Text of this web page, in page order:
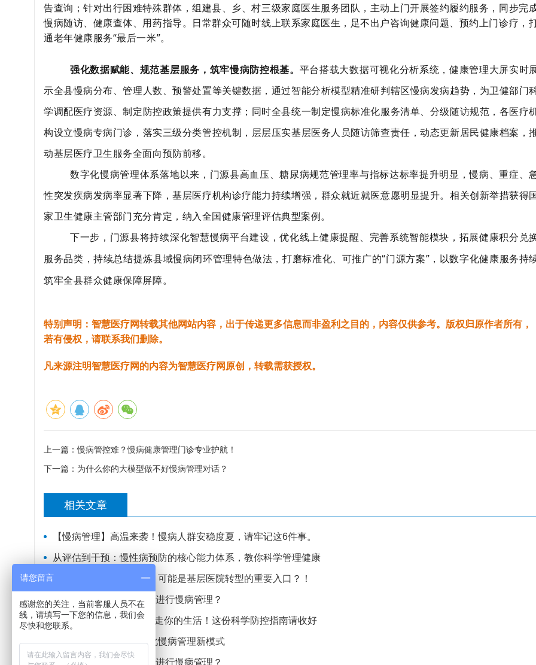
告查询；针对出行困难特殊群体，组建县、乡、村三级家庭医生服务团队，主动上门开展签约履约服务，同步完
慢病随访、健康查体、用药指导。日常群众可随时线上联系家庭医生，足不出户咨询健康问题、预约上门诊疗，
通老年健康服务“最后一米”。
强化数据赋能、规范基层服务，筑牢慢病防控根基。 平台搭载大数据可视化分析系统，健康管理大屏实时
示全县慢病分布、管理人数、预警处置等关键数据，通过智能分析模型精准研判辖区慢病发病趋势，为卫健部门
学调配医疗资源、制定防控政策提供有力支撑；同时全县统一制定慢病标准化服务清单、分级随访规范，各医疗
构设立慢病专病门诊，落实三级分类管控机制，层层压实基层医务人员随访筛查责任，动态更新居民健康档案，
动基层医疗卫生服务全面向预防前移。
数字化慢病管理体系落地以来，门源县高血压、糖尿病规范管理率与指标达标率提升明显，慢病、重症、
性突发疾病发病率显著下降，基层医疗机构诊疗能力持续增强，群众就近就医意愿明显提升。相关创新举措获得
家卫生健康主管部门充分肯定，纳入全国健康管理评估典型案例。
下一步，门源县将持续深化智慧慢病平台建设，优化线上健康提醒、完善系统智能模块，拓展健康积分兑
服务品类，持续总结提炼县域慢病闭环管理特色做法，打磨标准化、可推广的“门源方案”，以数字化健康服务持
筑牢全县群众健康保障屏障。
特别声明：智慧医疗网转载其他网站内容，出于传递更多信息而非盈利之目的，内容仅供参考。版权归原作者所有，
若有侵权，请联系我们删除。
凡来源注明智慧医疗网的内容为智慧医疗网原创，转载需获授权。
上一篇：慢病管控难？慢病健康管理门诊专业护航！
下一篇： 为什么你的大模型做不好慢病管理对话？
相关文章
【慢病管理】高温来袭！慢病人群安稳度夏，请牢记这6件事。
从评估到干预：慢性病预防的核心能力体系，教你科学管理健康
【绩效讨论】慢病管理，可能是基层医院转型的重要入口？！
慢病科普知识系列 | 如何进行慢病管理？
健康科普】别让“慢病”偷走你的生活！这份科学防控指南请收好
祥云县探索县乡村一体化慢病管理新模式
慢病科普知识系列 | 如何进行慢病管理？
请您留言
感谢您的关注，当前客服人员不在
线，请填写一下您的信息，我们会
尽快和您联系。